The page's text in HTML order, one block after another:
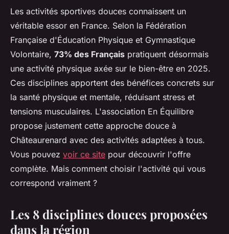
Les activités sportives douces connaissent un
véritable essor en France. Selon la Fédération
Française d'Éducation Physique et Gymnastique
Volontaire, 73% des Français pratiquent désormais
une activité physique axée sur le bien-être en 2025.
Ces disciplines apportent des bénéfices concrets sur
la santé physique et mentale, réduisant stress et
tensions musculaires. L'association En Équilibre
propose justement cette approche douce à
Châteaurenard avec des activités adaptées à tous.
Vous pouvez voir ce site pour découvrir l'offre
complète. Mais comment choisir l'activité qui vous
correspond vraiment ?
Les 8 disciplines douces proposées
dans la région